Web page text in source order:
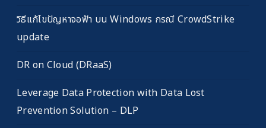
วิธีแก้ไขปัญหาจอฟ้า บน Windows กรณี CrowdStrike
update
DR on Cloud (DRaaS)
Leverage Data Protection with Data Lost
Prevention Solution – DLP